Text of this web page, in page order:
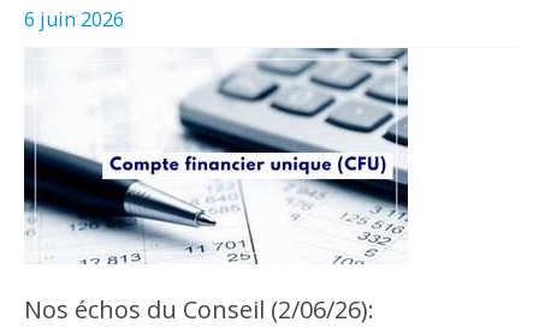
6 juin 2026
Nos échos du Conseil (2/06/26):